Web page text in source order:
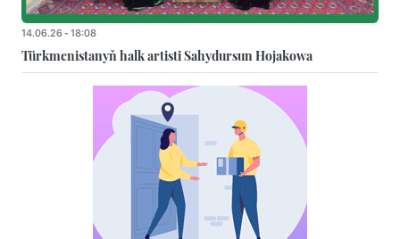
14.06.26 - 18:08
Türkmenistanyň halk artisti Sahydursun Hojakowa